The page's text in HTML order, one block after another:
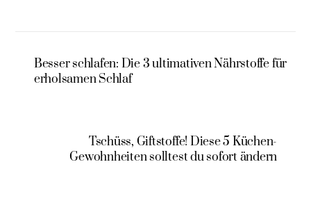
Besser schlafen: Die 3 ultimativen Nährstoffe für
erholsamen Schlaf
Tschüss, Giftstoffe! Diese 5 Küchen-
Gewohnheiten solltest du sofort ändern